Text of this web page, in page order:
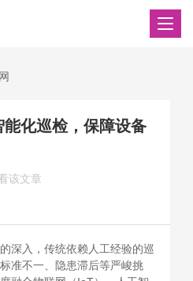
化巡检，保障设备
该文章
深入，传统依赖人工经验的巡
准不一、隐患滞后等严峻挑